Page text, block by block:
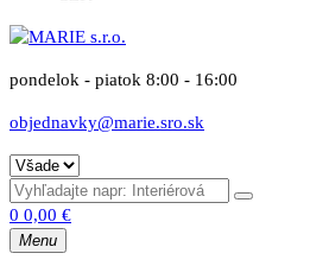
pondelok - piatok 8:00 - 16:00
objednavky@marie.sro.sk
0 0,00 €
Menu